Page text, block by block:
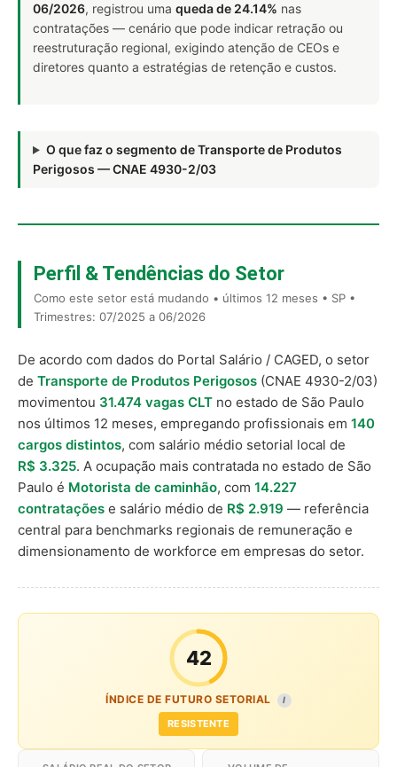
06/2026, registrou uma queda de 24.14% nas
contratações — cenário que pode indicar retração ou
reestruturação regional, exigindo atenção de CEOs e
diretores quanto a estratégias de retenção e custos.
O que faz o segmento de Transporte de Produtos
Perigosos — CNAE 4930-2/03
Perfil & Tendências do Setor
Como este setor está mudando • últimos 12 meses • SP •
Trimestres: 07/2025 a 06/2026
De acordo com dados do Portal Salário / CAGED, o setor
de Transporte de Produtos Perigosos (CNAE 4930-2/03)
movimentou 31.474 vagas CLT no estado de São Paulo
nos últimos 12 meses, empregando profissionais em 140
cargos distintos, com salário médio setorial local de
R$ 3.325. A ocupação mais contratada no estado de São
Paulo é Motorista de caminhão, com 14.227
contratações e salário médio de R$ 2.919 — referência
central para benchmarks regionais de remuneração e
dimensionamento de workforce em empresas do setor.
42
ÍNDICE DE FUTURO SETORIAL I
RESISTENTE